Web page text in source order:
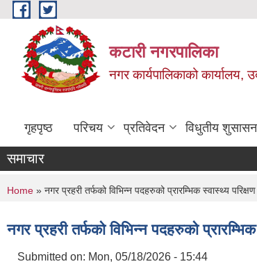
Skip to main content
कटारी नगरपालिका
नगर कार्यपालिकाको कार्यालय,
गृहपृष्ठ परिचय प्रतिवेदन विधुतीय
समाचार
You are here
Home » नगर प्रहरी तर्फको विभिन्न पदहरुको प्रारम्भिक स्वास्थ्य
नगर प्रहरी तर्फको विभिन्न पदहरुको
Submitted on: Mon, 05/18/2026 - 15:44